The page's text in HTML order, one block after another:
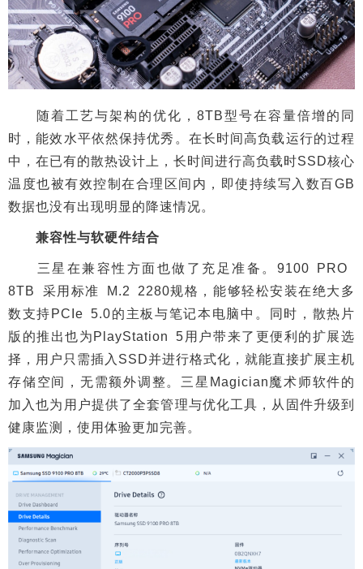
随着工艺与架构的优化，8TB型号在容量倍增的同
时，能效水平依然保持优秀。在长时间高负载运行的过程
中，在已有的散热设计上，长时间进行高负载时SSD核心
温度也被有效控制在合理区间内，即使持续写入数百GB
数据也没有出现明显的降速情况。
兼容性与软硬件结合
三星在兼容性方面也做了充足准备。9100 PRO
8TB 采用标准 M.2 2280规格，能够轻松安装在绝大多
数支持PCIe 5.0的主板与笔记本电脑中。同时，散热片
版的推出也为PlayStation 5用户带来了更便利的扩展选
择，用户只需插入SSD并进行格式化，就能直接扩展主机
存储空间，无需额外调整。三星Magician魔术师软件的
加入也为用户提供了全套管理与优化工具，从固件升级到
健康监测，使用体验更加完善。